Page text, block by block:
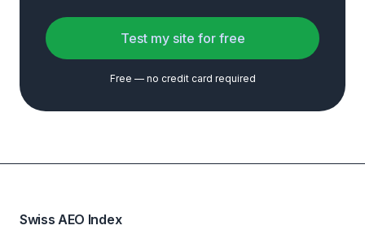
Test my site for free
Free — no credit card required
Swiss AEO Index